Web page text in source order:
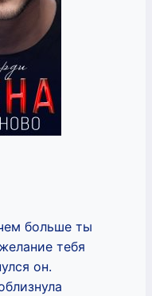
больше ты
тебя
он.